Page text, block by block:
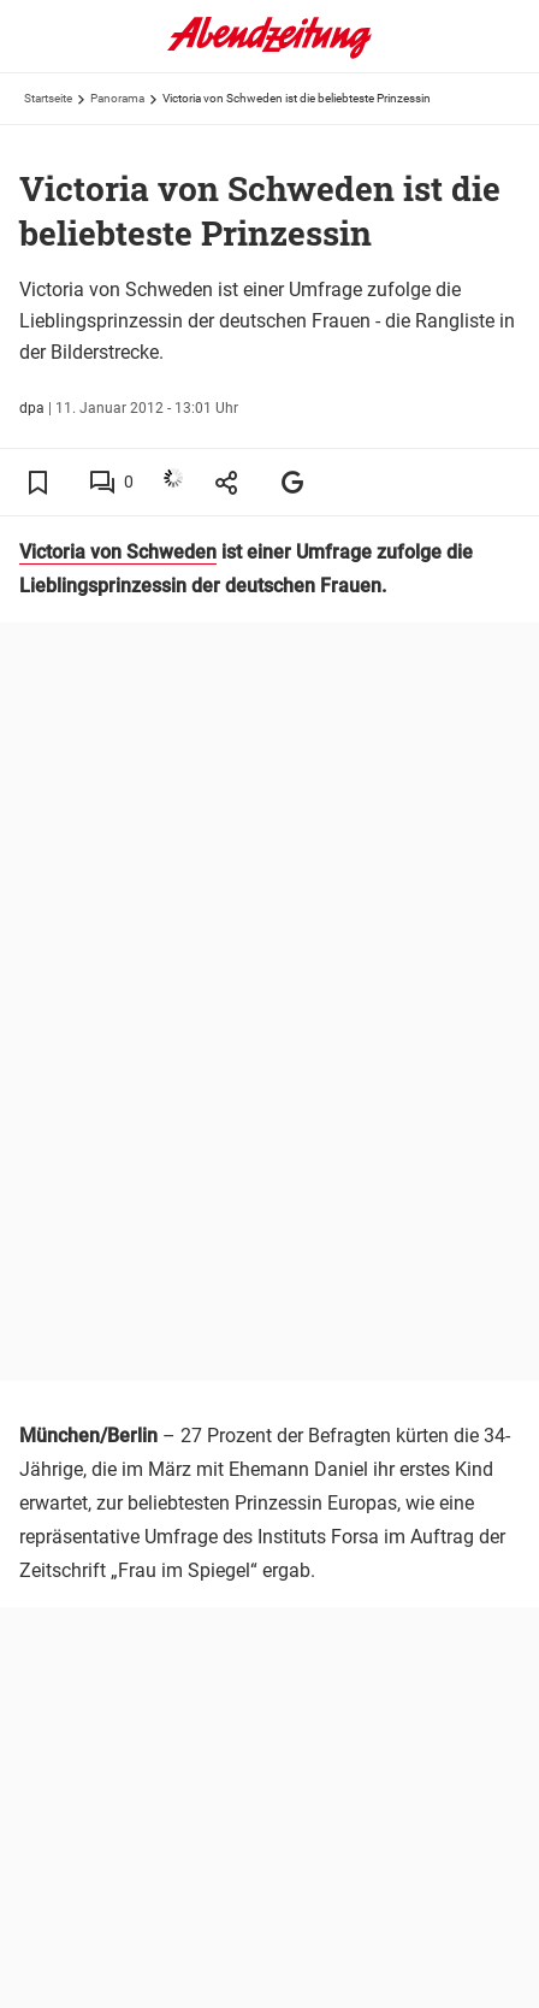
Startseite Panorama Victoria von Schweden ist die beliebteste Prinzessin
Victoria von Schweden ist die
beliebteste Prinzessin
Victoria von Schweden ist einer Umfrage zufolge die
Lieblingsprinzessin der deutschen Frauen - die Rangliste in
der Bilderstrecke.
dpa | 11. Januar 2012 - 13:01 Uhr
0
Victoria von Schweden ist einer Umfrage zufolge die
Lieblingsprinzessin der deutschen Frauen.
München/Berlin – 27 Prozent der Befragten kürten die 34-
Jährige, die im März mit Ehemann Daniel ihr erstes Kind
erwartet, zur beliebtesten Prinzessin Europas, wie eine
repräsentative Umfrage des Instituts Forsa im Auftrag der
Zeitschrift „Frau im Spiegel“ ergab.